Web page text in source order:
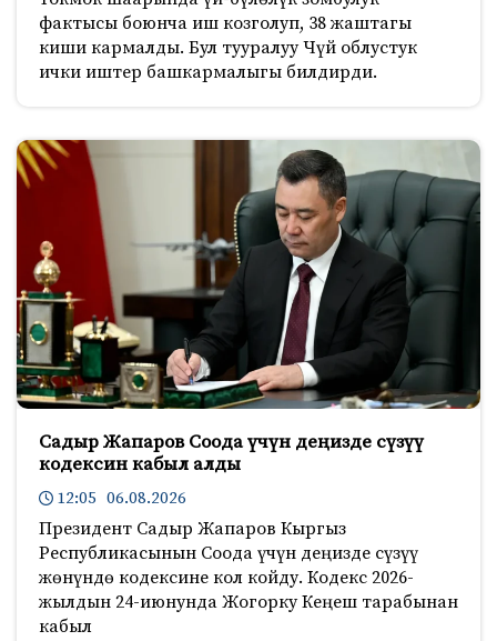
фактысы боюнча иш козголуп, 38 жаштагы
киши кармалды. Бул тууралуу Чүй облустук
ички иштер башкармалыгы билдирди.
Садыр Жапаров Соода үчүн деңизде сүзүү
кодексин кабыл алды
12:05 06.08.2026
Президент Садыр Жапаров Кыргыз
Республикасынын Соода үчүн деңизде сүзүү
жөнүндө кодексине кол койду. Кодекс 2026-
жылдын 24-июнунда Жогорку Кеңеш тарабынан
кабыл